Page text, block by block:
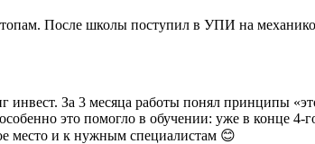
После школы поступил в УПИ на
За 3 месяца работы понял принципы
это помогло в обучении: уже в конце 4-
место и к нужным специалистам 😊